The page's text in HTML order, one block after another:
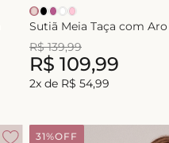
Sutiã Meia Taça com
R$ 139,99
R$ 109,99
2x de R$ 54,99
31%OFF